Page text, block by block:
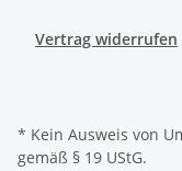
Vertrag widerrufen
* Kein Ausweis von
gemäß § 19 UStG.